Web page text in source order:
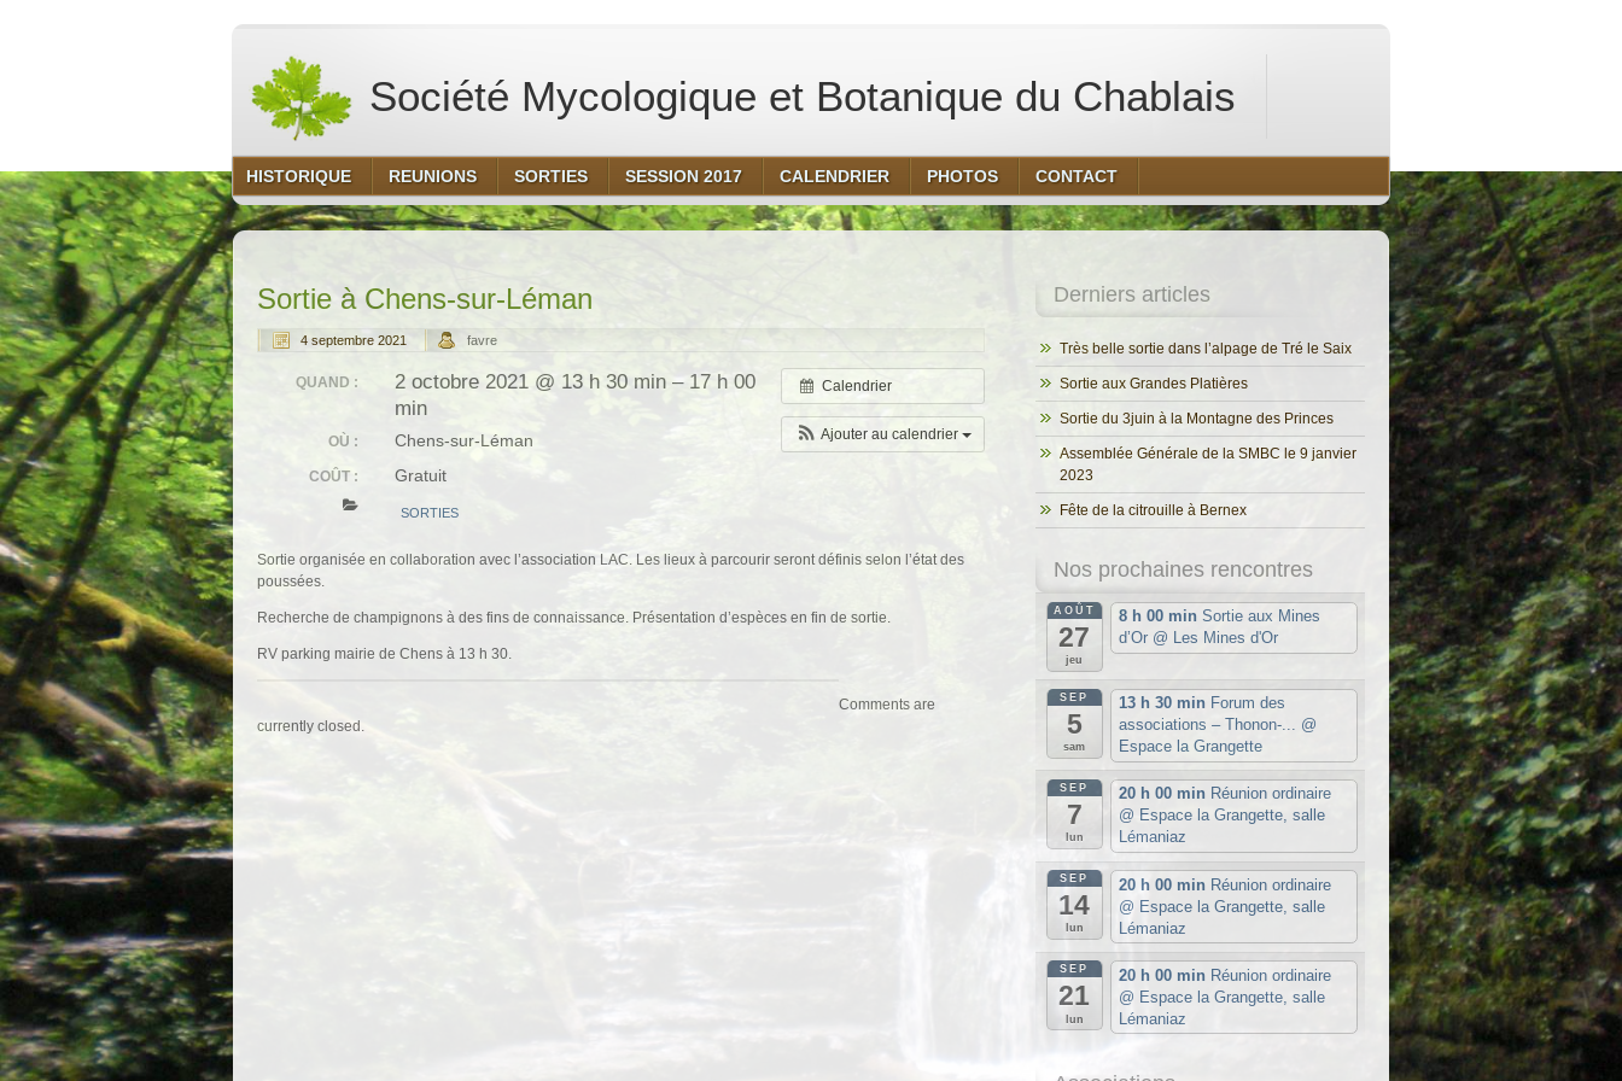
Société Mycologique et Botanique du Chablais
HISTORIQUE REUNIONS SORTIES SESSION 2017 CALENDRIER PHOTOS CONTACT
Sortie à Chens-sur-Léman
4 septembre 2021 favre
Calendrier
Ajouter au calendrier
QUAND :
2 octobre 2021 @ 13 h 30 min – 17 h 00
min
OÙ : Chens-sur-Léman
COÛT : Gratuit
SORTIES
Sortie organisée en collaboration avec l’association LAC. Les lieux à parcourir seront définis selon l’état des
poussées.
Recherche de champignons à des fins de connaissance. Présentation d’espèces en fin de sortie.
RV parking mairie de Chens à 13 h 30.
Comments are
currently closed.
Derniers articles
Très belle sortie dans l’alpage de Tré le Saix
Sortie aux Grandes Platières
Sortie du 3juin à la Montagne des Princes
Assemblée Générale de la SMBC le 9 janvier
2023
Fête de la citrouille à Bernex
Nos prochaines rencontres
AOÛT
27
jeu
8 h 00 min Sortie aux Mines
d’Or @ Les Mines d'Or
SEP
5
sam
13 h 30 min Forum des
associations – Thonon-... @
Espace la Grangette
SEP
7
lun
20 h 00 min Réunion ordinaire
@ Espace la Grangette, salle
Lémaniaz
SEP
14
lun
20 h 00 min Réunion ordinaire
@ Espace la Grangette, salle
Lémaniaz
SEP
21
lun
20 h 00 min Réunion ordinaire
@ Espace la Grangette, salle
Lémaniaz